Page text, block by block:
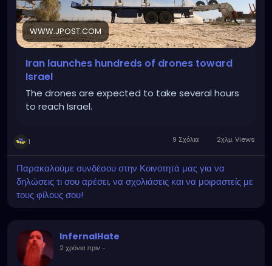
WWW.JPOST.COM
Iran launches hundreds of drones toward
Israel
The drones are expected to take several hours
to reach Israel.
1 9 Σχόλια 2χλμ. Views
Παρακαλούμε συνδέσου στην Κοινότητά μας για να
δηλώσεις τι σου αρέσει, να σχολιάσεις και να μοιραστείς με
τους φίλους σου!
InfernalHate
2 χρόνια πριν -